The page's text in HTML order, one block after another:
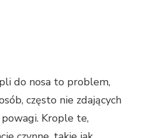
do nosa to problem,
często nie zdających
Krople te,